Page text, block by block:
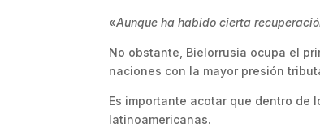
«Aunque ha habido cierta
No obstante, Bielorrusia ocupa el
naciones con la mayor presión
Es importante acotar que dentro de
latinoamericanas.